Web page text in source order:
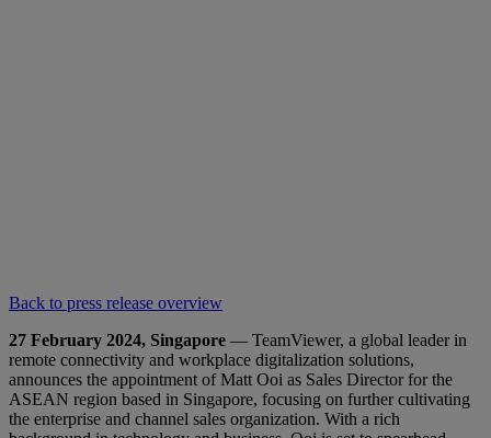
Back to press release overview
27 February 2024, Singapore — TeamViewer, a global leader in
remote connectivity and workplace digitalization solutions,
announces the appointment of Matt Ooi as Sales Director for the
ASEAN region based in Singapore, focusing on further cultivating
the enterprise and channel sales organization. With a rich